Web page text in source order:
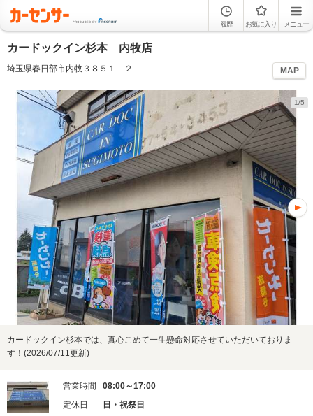
履歴 お気に入り メニュー
カードックイン杉本 内牧店
埼玉県春日部市内牧３８５１－２ MAP
1/5
カードックイン杉本では、真心こめて一生懸命対応させていただいておりま
す！(2026/07/11更新)
営業時間
08:00～17:00
定休日
日・祝祭日